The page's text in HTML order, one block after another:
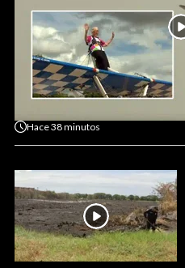
Hace38 minutos